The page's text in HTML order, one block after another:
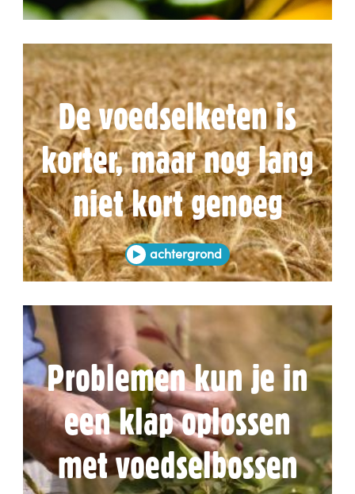
De voedselketen is
korter, maar nog lang
niet kort genoeg
achtergrond
Problemen kun je in
een klap oplossen
met voedselbossen